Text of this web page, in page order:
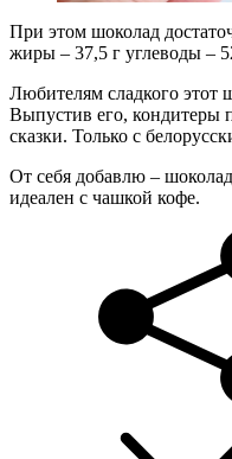
При этом шоколад
жиры – 37,5 г углеводы –
Любителям сладкого этот
Выпустив его, кондитеры
сказки. Только с
От себя добавлю –
идеален с чашкой кофе.